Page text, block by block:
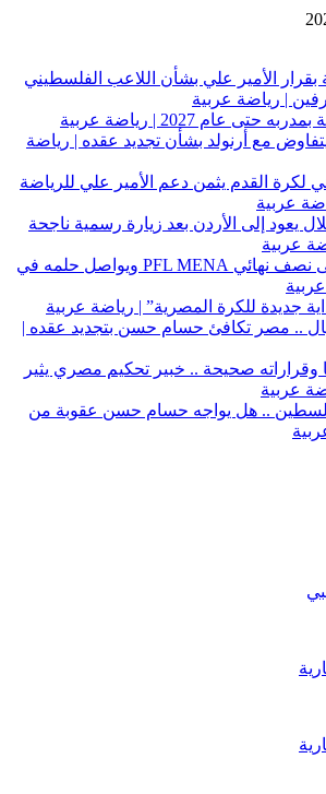
بقرار الأمير علي بشأن اللاعب الفلسطيني
| رياضة عربية
حتى عام 2027 | رياضة عربية
يتفاوض مع أرنولد بشأن تجديد عقده | رياضة
لكرة القدم يثمن دعم الأمير علي للرياضة
عربية
يعود إلى الأردن بعد زيارة رسمية ناجحة
عربية
الكيالي يتأهل إلى نصف نهائي PFL MENA ويواصل حلمه في
جديدة للكرة المصرية” | رياضة عربية
.. مصر تكافئ حسام حسن بتجديد عقده |
وقراراته صحيحة .. خبير تحكيم مصري يثير
عربية
.. هل يواجه حسام حسن عقوبة من